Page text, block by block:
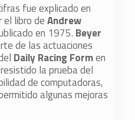
fue explicado en
el libro deAndrew
en 1975. Beyer
de las actuaciones
Daily Racing Formen
la prueba del
de computadoras,
algunas mejoras